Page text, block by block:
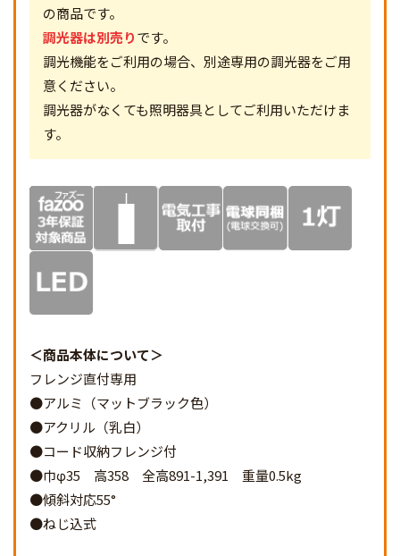
の商品です。
調光器は別売りです。
調光機能をご利用の場合、別途専用の調光器をご用
意ください。
調光器がなくても照明器具としてご利用いただけま
す。
商品本体について
フレンジ直付専用
●アルミ（マットブラック色）
●アクリル（乳白）
●コード収納フレンジ付
●巾φ35 高358 全高891-1,391 重量0.5kg
●傾斜対応55°
●ねじ込式